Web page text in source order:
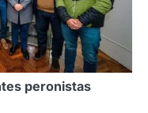
peronistas